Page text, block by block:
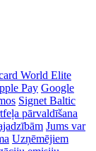
World Elite
Pay Google
Signet Baltic
pārvaldīšana
Jums var
Uzņēmējiem